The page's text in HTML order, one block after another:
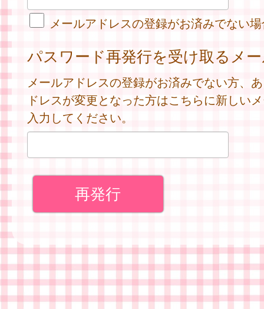
メールアドレスの登録がお済みでない
パスワード再発行を受け取るメ
メールアドレスの登録がお済みでない方、
ドレスが変更となった方はこちらに新しい
入力してください。